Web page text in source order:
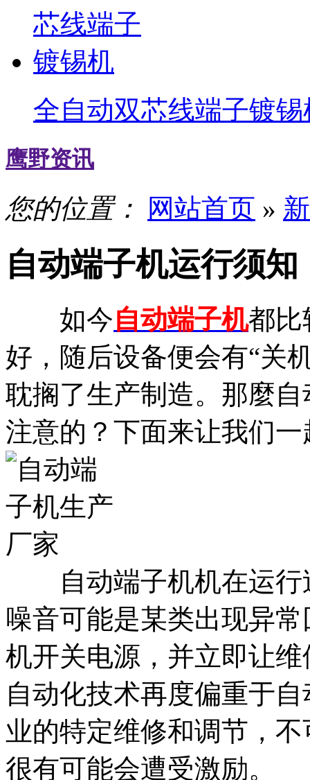
全自动双芯线端子镀锡
鹰野资讯
您的位置： 网站首页 »
自动端子机运行须知
如今自动端子机都比
好，随后设备便会有“关
耽搁了生产制造。那麼
注意的？下面来让我们
自动端子机机在运行
噪音可能是某类出现异
机开关电源，并立即让
自动化技术再度偏重于
业的特定维修和调节，
很有可能会遭受激励。